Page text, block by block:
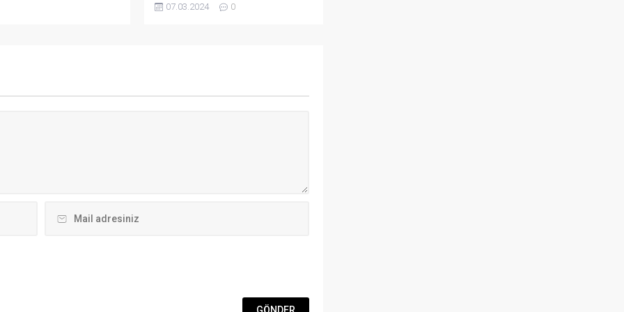
adeta can çekişiyor!” Arena Bodrum
bulundu. “Klasik bir Bodrum
07.03.2024 0